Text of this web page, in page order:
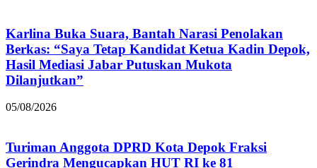
Karlina Buka Suara, Bantah Narasi Penolakan
Berkas: “Saya Tetap Kandidat Ketua Kadin Depok,
Hasil Mediasi Jabar Putuskan Mukota
Dilanjutkan”
05/08/2026
Turiman Anggota DPRD Kota Depok Fraksi
Gerindra Mengucapkan HUT RI ke 81